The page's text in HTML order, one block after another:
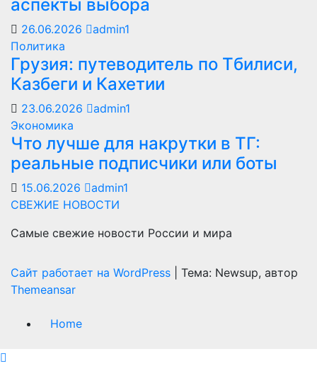
аспекты выбора
26.06.2026
admin1
Политика
Грузия: путеводитель по Тбилиси,
Казбеги и Кахетии
23.06.2026
admin1
Экономика
Что лучше для накрутки в ТГ:
реальные подписчики или боты
15.06.2026
admin1
СВЕЖИЕ НОВОСТИ
Самые свежие новости России и мира
Сайт работает на WordPress
Тема: Newsup, автор
Themeansar
Home